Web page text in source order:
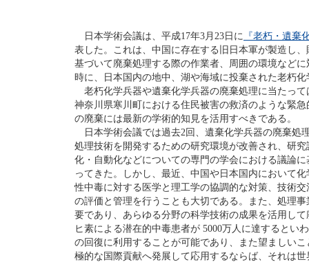
日本学術会議は、平成17年3月23日に 『老朽・遺棄
表した。これは、中国に存在する旧日本軍が製造し
基づいて廃棄処理する際の作業者、周囲の環境など
時に、日本国内の地中、湖や海域に投棄された老
老朽化学兵器や遺棄化学兵器の廃棄処理に当たっ
神奈川県寒川町における住民被害の救済のような緊
の廃棄には最新の学術的知見を活用すべきである。
日本学術会議では過去2回、遺棄化学兵器の廃棄処
処理技術を開発するための研究環境が改善され、研
化・自動化などについての専門の学会における議論
ってきた。しかし、最近、中国や日本国内において
性中毒に対する医学と理工学の協調的な対策、技術
の評価と管理を行うことも大切である。また、処理
要であり、あらゆる分野の科学技術の成果を活用し
ヒ素による潜在的中毒患者が 5000万人に達するとい
の回復に利用することが可能であり、また望ましい
極的な国際貢献へ発展して応用するならば、それは